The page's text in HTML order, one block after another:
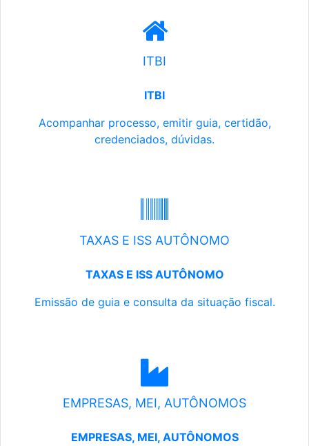
ITBI
ITBI
Acompanhar processo, emitir guia, certidão,
credenciados, dúvidas.
TAXAS E ISS AUTÔNOMO
TAXAS E ISS AUTÔNOMO
Emissão de guia e consulta da situação fiscal.
EMPRESAS, MEI, AUTÔNOMOS
EMPRESAS, MEI, AUTÔNOMOS